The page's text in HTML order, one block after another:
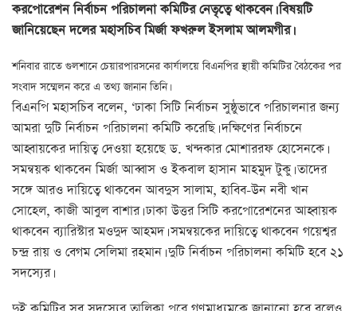
করপোরেশন নির্বাচন পরিচালনা কমিটির নেতৃত্বে থাকবেন। বিষয়টি
জানিয়েছেন দলের মহাসচিব মির্জা ফখরুল ইসলাম আলমগীর।
শনিবার রাতে গুলশানে চেয়ারপারসনের কার্যালয়ে বিএনপির স্থায়ী কমিটির বৈঠকের পর
সংবাদ সম্মেলন করে এ তথ্য জানান তিনি।
বিএনপি মহাসচিব বলেন, ‘ঢাকা সিটি নির্বাচন সুষ্ঠুভাবে পরিচালনার জন্য
আমরা দুটি নির্বাচন পরিচালনা কমিটি করেছি। দক্ষিণের নির্বাচনে
আহ্বায়কের দায়িত্ব দেওয়া হয়েছে ড. খন্দকার মোশাররফ হোসেনকে।
সমন্বয়ক থাকবেন মির্জা আব্বাস ও ইকবাল হাসান মাহমুদ টুকু। তাদের
সঙ্গে আরও দায়িত্বে থাকবেন আবদুস সালাম, হাবিব-উন নবী খান
সোহেল, কাজী আবুল বাশার। ঢাকা উত্তর সিটি করপোরেশনের আহ্বায়ক
থাকবেন ব্যারিস্টার মওদুদ আহমদ। সমন্বয়কের দায়িত্বে থাকবেন গয়েশ্বর
চন্দ্র রায় ও বেগম সেলিমা রহমান। দুটি নির্বাচন পরিচালনা কমিটি হবে ২১
সদস্যের।